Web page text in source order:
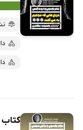
کتاب‌های متنی
کتاب